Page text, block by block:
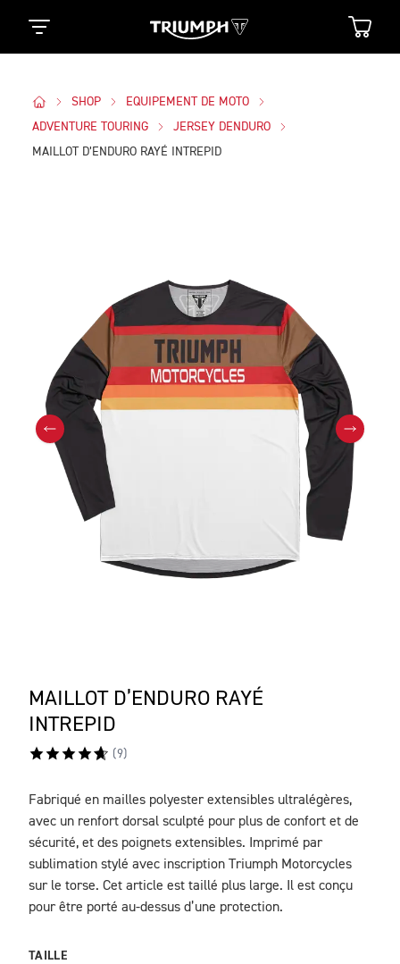
SHOP
EQUIPEMENT DE MOTO
ADVENTURE TOURING
JERSEY DENDURO
MAILLOT D’ENDURO RAYÉ INTREPID
MAILLOT D’ENDURO RAYÉ
INTREPID
(9)
DESCRIPTION
Fabriqué en mailles polyester extensibles ultralégères,
avec un renfort dorsal sculpté pour plus de confort et de
sécurité, et des poignets extensibles. Imprimé par
sublimation stylé avec inscription Triumph Motorcycles
sur le torse. Cet article est taillé plus large. Il est conçu
pour être porté au-dessus d’une protection.
TAILLE